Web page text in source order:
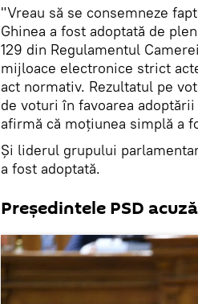
"Vreau să se consemneze
Ghinea a fost adoptată de
129 din Regulamentul
mijloace electronice strict
act normativ. Rezultatul pe
de voturi în favoarea
afirmă că moţiunea simplă a
Și liderul grupului
a fost adoptată.
Președintele PSD